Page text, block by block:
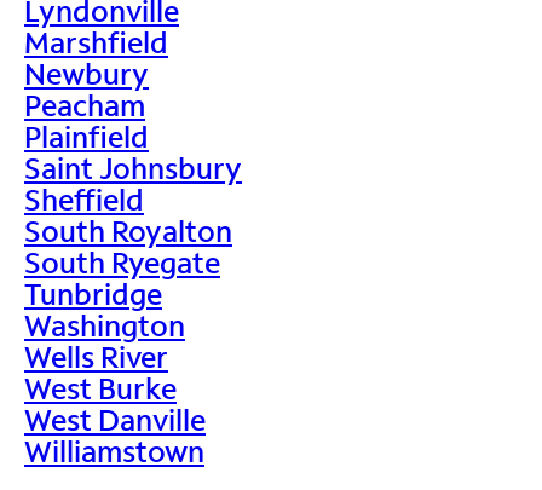
Lyndonville
Marshfield
Newbury
Peacham
Plainfield
Saint Johnsbury
Sheffield
South Royalton
South Ryegate
Tunbridge
Washington
Wells River
West Burke
West Danville
Williamstown